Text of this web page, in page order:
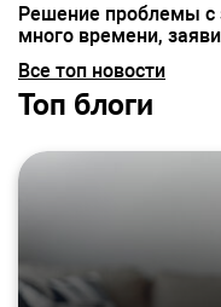
Решение проблемы с
много времени,
Все топ новости
Топ блоги